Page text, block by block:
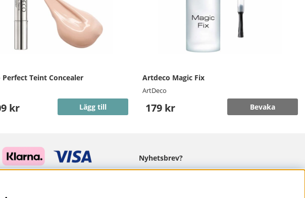
Teint Concealer
kr Lägg till
Artdeco Magic Fix
ArtDeco
179 kr Bevaka
Nyhetsbrev?